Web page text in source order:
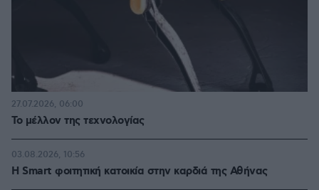
Το μέλλον της τεχνολογίας
27.07.2026, 06:00
Η Smart φοιτητική κατοικία στην καρδιά της Αθήνας
03.08.2026, 10:56